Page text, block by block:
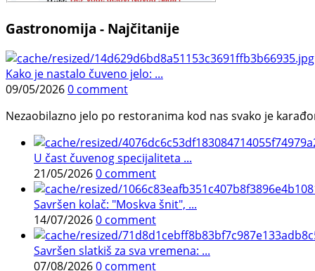
Gastronomija - Najčitanije
Kako je nastalo čuveno jelo: ...
09/05/20260 comment
Nezaobilazno jelo po restoranima kod nas svako je
U čast čuvenog specijaliteta ...
21/05/20260 comment
Savršen kolač: "Moskva šnit", ...
14/07/20260 comment
Savršen slatkiš za sva vremena: ...
07/08/20260 comment